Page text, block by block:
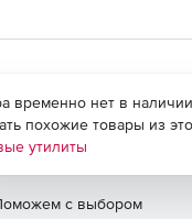
временно нет в
похожие товары из
утилиты
с выбором